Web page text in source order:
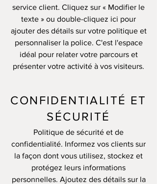
service client. Cliquez sur « Modifier le
texte » ou double-cliquez ici pour
ajouter des détails sur votre politique et
personnaliser la police. C'est l'espace
idéal pour relater votre parcours et
présenter votre activité à vos visiteurs.
CONFIDENTIALITÉ ET
SÉCURITÉ
Politique de sécurité et de
confidentialité. Informez vos clients sur
la façon dont vous utilisez, stockez et
protégez leurs informations
personnelles. Ajoutez des détails sur la